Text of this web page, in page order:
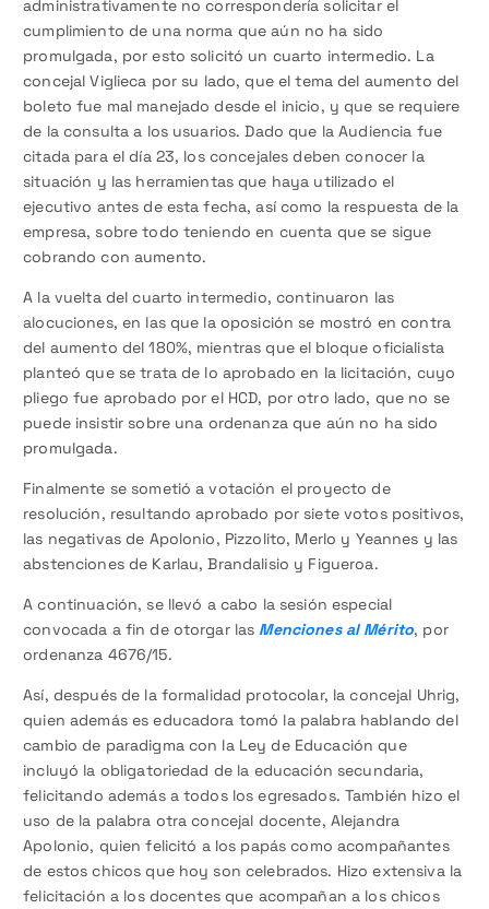
administrativamente no correspondería solicitar el
cumplimiento de una norma que aún no ha sido
promulgada, por esto solicitó un cuarto intermedio. La
concejal Viglieca por su lado, que el tema del aumento del
boleto fue mal manejado desde el inicio, y que se requiere
de la consulta a los usuarios. Dado que la Audiencia fue
citada para el día 23, los concejales deben conocer la
situación y las herramientas que haya utilizado el
ejecutivo antes de esta fecha, así como la respuesta de la
empresa, sobre todo teniendo en cuenta que se sigue
cobrando con aumento.
A la vuelta del cuarto intermedio, continuaron las
alocuciones, en las que la oposición se mostró en contra
del aumento del 180%, mientras que el bloque oficialista
planteó que se trata de lo aprobado en la licitación, cuyo
pliego fue aprobado por el HCD, por otro lado, que no se
puede insistir sobre una ordenanza que aún no ha sido
promulgada.
Finalmente se sometió a votación el proyecto de
resolución, resultando aprobado por siete votos positivos,
las negativas de Apolonio, Pizzolito, Merlo y Yeannes y las
abstenciones de Karlau, Brandalisio y Figueroa.
A continuación, se llevó a cabo la sesión especial
convocada a fin de otorgar las Menciones al Mérito, por
ordenanza 4676/15.
Así, después de la formalidad protocolar, la concejal Uhrig,
quien además es educadora tomó la palabra hablando del
cambio de paradigma con la Ley de Educación que
incluyó la obligatoriedad de la educación secundaria,
felicitando además a todos los egresados. También hizo el
uso de la palabra otra concejal docente, Alejandra
Apolonio, quien felicitó a los papás como acompañantes
de estos chicos que hoy son celebrados. Hizo extensiva la
felicitación a los docentes que acompañan a los chicos